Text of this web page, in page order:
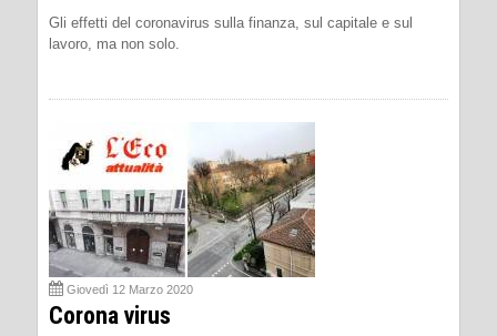
Gli effetti del coronavirus sulla finanza, sul capitale e sul
lavoro, ma non solo.
Giovedì 12 Marzo 2020
Corona virus